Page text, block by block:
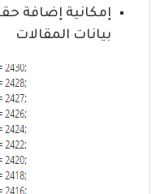
إمكانية إضافة
بيانات المقالات